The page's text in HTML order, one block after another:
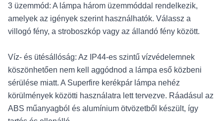
3 üzemmód: A lámpa három üzemmóddal rendelkezik,
amelyek az igények szerint használhatók. Válassz a
villogó fény, a stroboszkóp vagy az állandó fény között.
Víz- és ütésállóság: Az IP44-es szintű vízvédelemnek
köszönhetően nem kell aggódnod a lámpa eső közbeni
sérülése miatt. A Superfire kerékpár lámpa nehéz
körülmények közötti használatra lett tervezve. Ráadásul az
ABS műanyagból és alumínium ötvözetből készült, így